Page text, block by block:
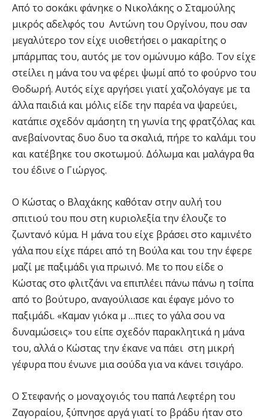
Από το σοκάκι φάνηκε ο Νικολάκης ο Σταμούλης
μικρός αδελφός του Αντώνη του Οργίνου, που σαν
μεγαλύτερο τον είχε υιοθετήσει ο μακαρίτης ο
μπάρμπας του, αυτός με τον ομώνυμο κάβο. Τον είχε
στείλει η μάνα του να φέρει ψωμί από το φούρνο του
Θοδωρή. Αυτός είχε αργήσει γιατί χαζολόγαγε με τα
άλλα παιδιά και μόλις είδε την παρέα να ψαρεύει,
κατάπιε σχεδόν αμάσητη τη γωνία της φρατζόλας και
ανεβαίνοντας δυο δυο τα σκαλιά, πήρε το καλάμι του
και κατέβηκε του σκοτωμού. Δόλωμα και μαλάγρα θα
του έδινε ο Γιώργος.
Ο Κώστας ο Βλαχάκης καθόταν στην αυλή του
σπιτιού του που στη κυριολεξία την έλουζε το
ζωντανό κύμα. Η μάνα του είχε βράσει στο καμινέτο
γάλα που είχε πάρει από τη Βούλα και του την έφερε
μαζί με παξιμάδι για πρωινό. Με το που είδε ο
Κώστας στο φλιτζάνι να επιπλέει πάνω πάνω η τσίπα
από το βούτυρο, αναγούλιασε και έφαγε μόνο το
παξιμάδι. «Καμαν γιόκα μ …πιες το γάλα σου να
δυναμώσεις» του είπε σχεδόν παρακλητικά η μάνα
του, αλλά ο Κώστας την έκανε να πάει στη μικρή
γέφυρα που ένωνε μια σούδα για να κάνει τσιγάρο.
Ο Στεφανής ο μοναχογιός του παπά Λεφτέρη του
Ζαγοραίου, ξύπνησε αργά γιατί το βράδυ ήταν στο